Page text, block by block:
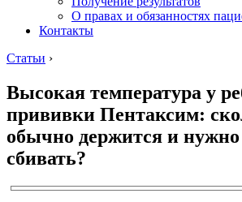
О правах и обязанностях
Контакты
Статьи ›
Высокая температура у
прививки Пентаксим:
обычно держится и нужно
сбивать?